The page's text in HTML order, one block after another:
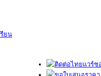
ยน